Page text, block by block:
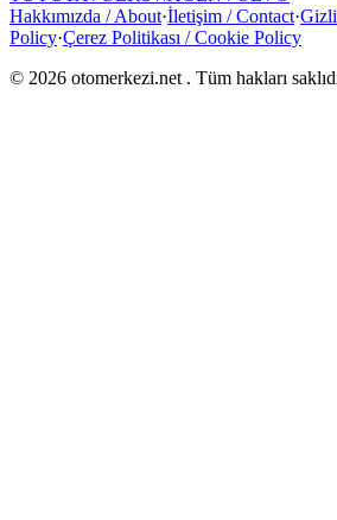
Hakkımızda / About·İletişim / Contact·
Policy·Çerez Politikası / Cookie Policy
© 2026 otomerkezi.net . Tüm hakları